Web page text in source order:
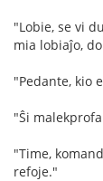
"Lobie, se vi
mia lobiaĵo,
"Pedante, kio
"Ŝi
"Time,
refoje."